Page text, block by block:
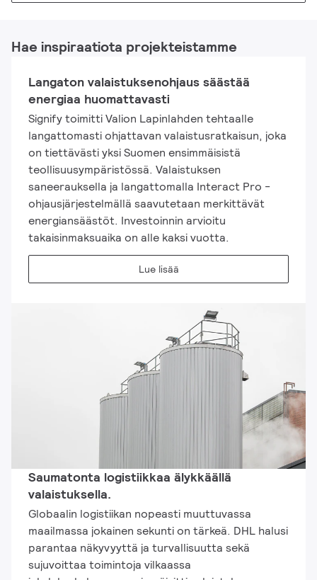
Hae inspiraatiota projekteistamme
Langaton valaistuksenohjaus säästää
energiaa huomattavasti
Signify toimitti Valion Lapinlahden tehtaalle
langattomasti ohjattavan valaistusratkaisun, joka
on tiettävästi yksi Suomen ensimmäisistä
teollisuusympäristössä. Valaistuksen
saneerauksella ja langattomalla Interact Pro -
ohjausjärjestelmällä saavutetaan merkittävät
energiansäästöt. Investoinnin arvioitu
takaisinmaksuaika on alle kaksi vuotta.
Lue lisää
Saumatonta logistiikkaa älykkäällä
valaistuksella.
Globaalin logistiikan nopeasti muuttuvassa
maailmassa jokainen sekunti on tärkeä. DHL halusi
parantaa näkyvyyttä ja turvallisuutta sekä
sujuvoittaa toimintoja vilkaassa